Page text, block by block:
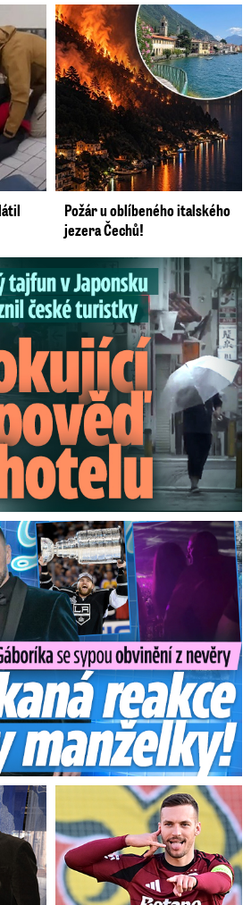
Požár u oblíbeného italského
jezera Čechů!
turistky: Šokující zpověď
z nevěry: Reakce manželky!